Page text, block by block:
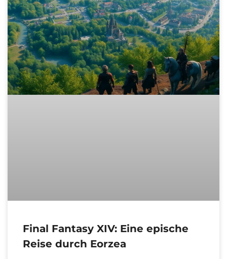
Final Fantasy XIV: Eine epische
Reise durch Eorzea